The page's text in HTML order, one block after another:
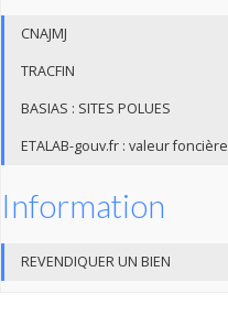
CNAJMJ
TRACFIN
BASIAS : SITES POLUES
ETALAB-gouv.fr : valeur foncière
Information
REVENDIQUER UN BIEN